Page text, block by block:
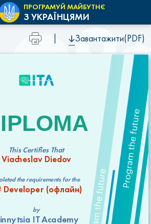
ПРОГРАМУЙ МАЙБУТНЄ
З УКРАЇНЦЯМИ
|
Завантажити(PDF)
This Certifies That
Viacheslav Diedov
the requirements for the
Developer (офлайн)
by
IT Academy